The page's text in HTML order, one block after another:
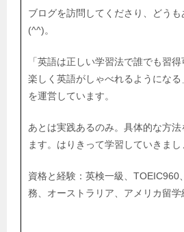
ブログを訪問してくださり、どう
(^^)。
「英語は正しい学習法で誰でも習
楽しく英語がしゃべれるようにな
を運営しています。
あとは実践あるのみ。具体的な方
ます。はりきって学習していきまし
資格と経験：英検一級、TOEIC960
務、オーストラリア、アメリカ留学